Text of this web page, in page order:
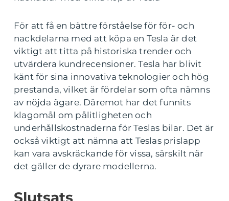
För att få en bättre förståelse för för- och
nackdelarna med att köpa en Tesla är det
viktigt att titta på historiska trender och
utvärdera kundrecensioner. Tesla har blivit
känt för sina innovativa teknologier och hög
prestanda, vilket är fördelar som ofta nämns
av nöjda ägare. Däremot har det funnits
klagomål om pålitligheten och
underhållskostnaderna för Teslas bilar. Det är
också viktigt att nämna att Teslas prislapp
kan vara avskräckande för vissa, särskilt när
det gäller de dyrare modellerna.